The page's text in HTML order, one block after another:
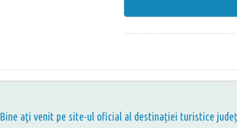
Bine aţi venit pe site-ul oficial al destinației turistice